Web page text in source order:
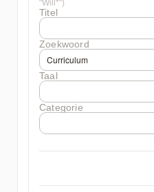
"Will*")
Titel
Zoekwoord
Taal
Categorie